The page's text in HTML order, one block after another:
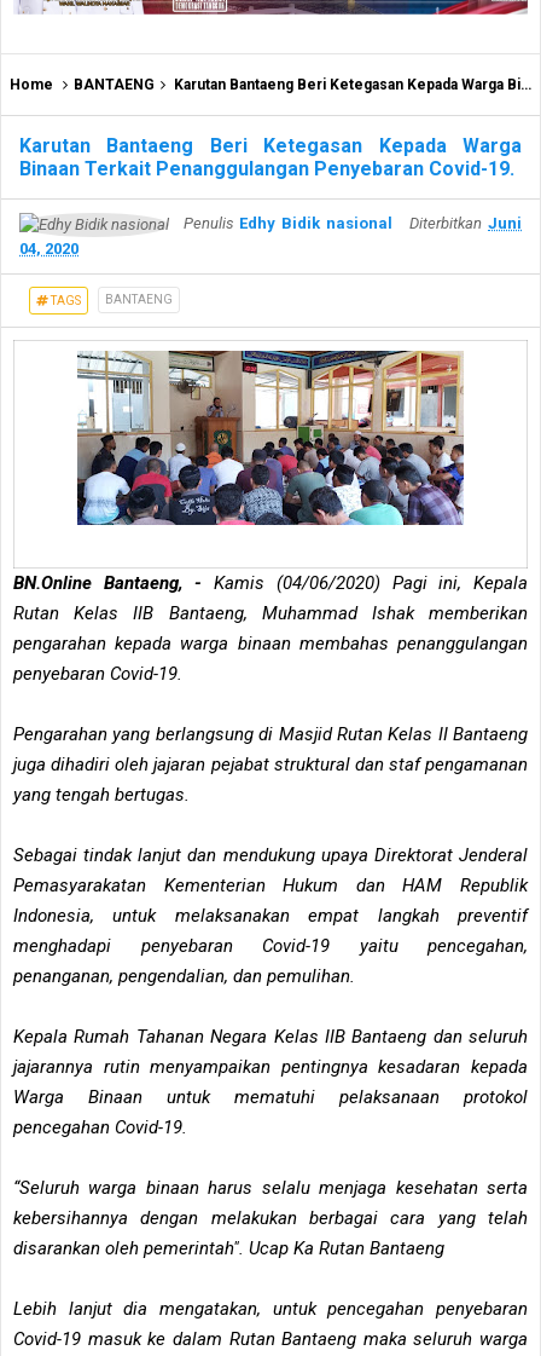
Home BANTAENG Karutan Bantaeng Beri Ketegasan Kepada Warga Binaan Terkait Penanggulangan Penyebaran Covid-19.
Karutan Bantaeng Beri Ketegasan Kepada Warga
Binaan Terkait Penanggulangan Penyebaran Covid-19.
Penulis Edhy Bidik nasional DiterbitkanJuni
04, 2020
TAGS BANTAENG
BN.Online Bantaeng, -
Kamis (04/06/2020) Pagi ini, Kepala
Rutan Kelas IIB Bantaeng, Muhammad Ishak memberikan
pengarahan kepada warga binaan membahas penanggulangan
penyebaran Covid-19.
Pengarahan yang berlangsung di Masjid Rutan Kelas II Bantaeng
juga dihadiri oleh jajaran pejabat struktural dan staf pengamanan
yang tengah bertugas.
Sebagai tindak lanjut dan mendukung upaya Direktorat Jenderal
Pemasyarakatan Kementerian Hukum dan HAM Republik
Indonesia, untuk melaksanakan empat langkah preventif
menghadapi penyebaran Covid-19 yaitu pencegahan,
penanganan, pengendalian, dan pemulihan.
Kepala Rumah Tahanan Negara Kelas IIB Bantaeng dan seluruh
jajarannya rutin menyampaikan pentingnya kesadaran kepada
Warga Binaan untuk mematuhi pelaksanaan protokol
pencegahan Covid-19.
“Seluruh warga binaan harus selalu menjaga kesehatan serta
kebersihannya dengan melakukan berbagai cara yang telah
disarankan oleh pemerintah". Ucap Ka Rutan Bantaeng
Lebih lanjut dia mengatakan, untuk pencegahan penyebaran
Covid-19 masuk ke dalam Rutan Bantaeng maka seluruh warga